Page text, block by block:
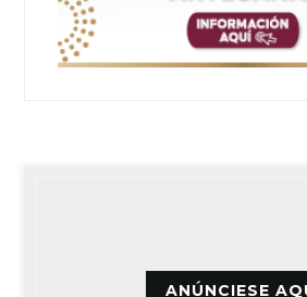
ANÚNCIESE